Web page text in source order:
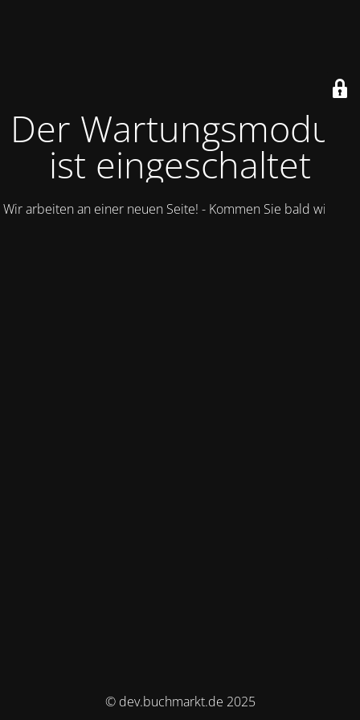
Der Wartungsmodus
ist eingeschaltet
Wir arbeiten an einer neuen Seite! - Kommen Sie bald wieder.
© dev.buchmarkt.de 2025